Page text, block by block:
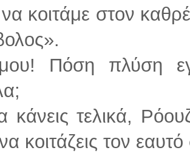
να κοιτάμε στον
Πόση πλύση
κάνεις τελικά,
κοιτάζεις τον